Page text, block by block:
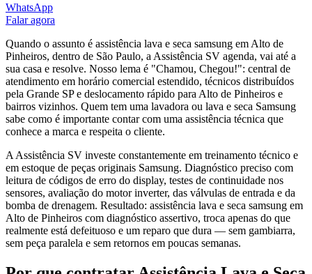
WhatsApp
Falar agora
Quando o assunto é assistência lava e seca samsung em Alto de
Pinheiros, dentro de São Paulo, a Assistência SV agenda, vai até a
sua casa e resolve. Nosso lema é "Chamou, Chegou!": central de
atendimento em horário comercial estendido, técnicos distribuídos
pela Grande SP e deslocamento rápido para Alto de Pinheiros e
bairros vizinhos. Quem tem uma lavadora ou lava e seca Samsung
sabe como é importante contar com uma assistência técnica que
conhece a marca e respeita o cliente.
A Assistência SV investe constantemente em treinamento técnico e
em estoque de peças originais Samsung. Diagnóstico preciso com
leitura de códigos de erro do display, testes de continuidade nos
sensores, avaliação do motor inverter, das válvulas de entrada e da
bomba de drenagem. Resultado: assistência lava e seca samsung em
Alto de Pinheiros com diagnóstico assertivo, troca apenas do que
realmente está defeituoso e um reparo que dura — sem gambiarra,
sem peça paralela e sem retornos em poucas semanas.